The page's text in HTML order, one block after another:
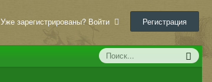
Уже зарегистрированы? Войти Регистрация